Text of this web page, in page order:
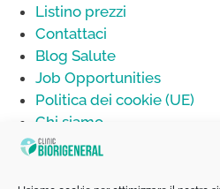
Listino prezzi
Contattaci
Blog Salute
Job Opportunities
Politica dei cookie (UE)
Chi siamo
Listino prezzi